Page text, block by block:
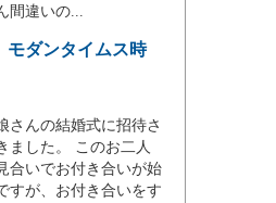
間違いの...
モダンタイムス時
んの結婚式に招待さ
ました。 このお二人
合いでお付き合いが始
すが、お付き合いをす